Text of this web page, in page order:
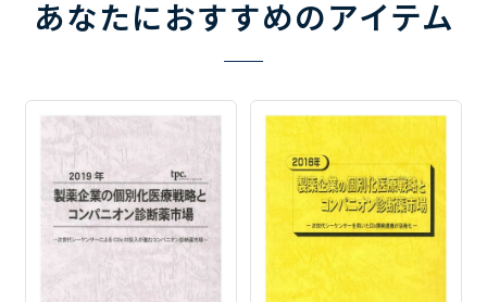
あなたにおすすめのアイテム